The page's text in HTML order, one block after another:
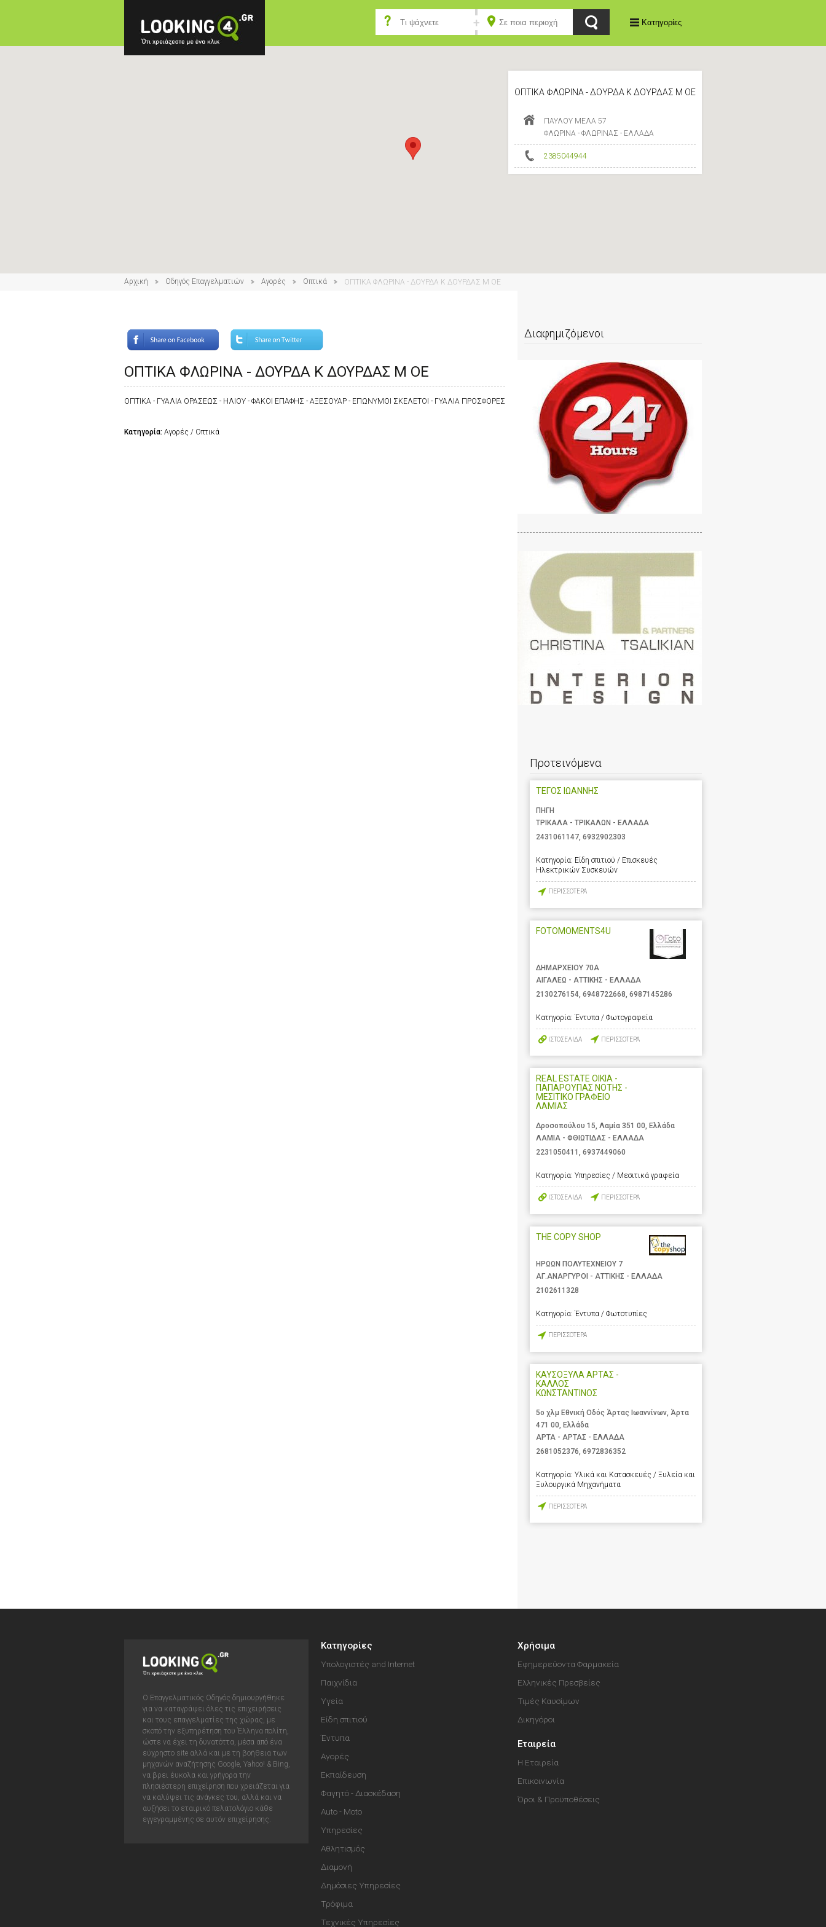
Κατηγορίες
ΟΠΤΙΚΑ ΦΛΩΡΙΝΑ - ΔΟΥΡΔΑ Κ ΔΟΥΡΔΑΣ Μ ΟΕ
ΠΑΥΛΟΥ ΜΕΛΑ 57
ΦΛΩΡΙΝΑ - ΦΛΩΡΙΝΑΣ - ΕΛΛΑΔΑ
2385044944
Αρχική Οδηγός Επαγγελματιών Αγορές Οπτικά ΟΠΤΙΚΑ ΦΛΩΡΙΝΑ - ΔΟΥΡΔΑ Κ ΔΟΥΡΔΑΣ Μ ΟΕ
ΟΠΤΙΚΑ ΦΛΩΡΙΝΑ - ΔΟΥΡΔΑ Κ ΔΟΥΡΔΑΣ Μ ΟΕ
ΟΠΤΙΚΑ - ΓΥΑΛΙΑ ΟΡΑΣΕΩΣ - ΗΛΙΟΥ - ΦΑΚΟΙ ΕΠΑΦΗΣ - ΑΞΕΣΟΥΑΡ - ΕΠΩΝΥΜΟΙ ΣΚΕΛΕΤΟΙ - ΓΥΑΛΙΑ ΠΡΟΣΦΟΡΕΣ
Κατηγορία: Αγορές / Οπτικά
Διαφημιζόμενοι
Προτεινόμενα
ΤΕΓΟΣ ΙΩΑΝΝΗΣ
ΠΗΓΗ
ΤΡΙΚΑΛΑ - ΤΡΙΚΑΛΩΝ - ΕΛΛΑΔΑ
2431061147 6932902303
Κατηγορία: Είδη σπιτιού / Επισκευές
Ηλεκτρικών Συσκευών
ΠΕΡΙΣΣΟΤΕΡΑ
FOTOMOMENTS4U
ΔΗΜΑΡΧΕΙΟΥ 70Α
ΑΙΓΑΛΕΩ - ΑΤΤΙΚΗΣ - ΕΛΛΑΔΑ
2130276154, 6948722668, 6987145286
Κατηγορία: Έντυπα / Φωτογραφεία
ΙΣΤΟΣΕΛΙΔΑ ΠΕΡΙΣΣΟΤΕΡΑ
REAL ESTATE OIKIA -
ΠΑΠΑΡΟΥΠΑΣ ΝΟΤΗΣ -
ΜΕΣΙΤΙΚΟ ΓΡΑΦΕΙΟ
ΛΑΜΙΑΣ
Δροσοπούλου 15, Λαμία 351 00, Ελλάδα
ΛΑΜΙΑ - ΦΘΙΩΤΙΔΑΣ - ΕΛΛΑΔΑ
2231050411 , 6937449060
Κατηγορία: Υπηρεσίες / Μεσιτικά γραφεία
ΙΣΤΟΣΕΛΙΔΑ ΠΕΡΙΣΣΟΤΕΡΑ
THE COPY SHOP
ΗΡΩΩΝ ΠΟΛΥΤΕΧΝΕΙΟΥ 7
ΑΓ.ΑΝΑΡΓΥΡΟΙ - ΑΤΤΙΚΗΣ - ΕΛΛΑΔΑ
2102611328
Κατηγορία: Έντυπα / Φωτοτυπίες
ΠΕΡΙΣΣΟΤΕΡΑ
ΚΑΥΣΟΞΥΛΑ ΑΡΤΑΣ -
ΚΑΛΛΟΣ
ΚΩΝΣΤΑΝΤΙΝΟΣ
5ο χλμ Εθνική Οδός Άρτας Ιωαννίνων, Άρτα
471 00, Ελλάδα
ΑΡΤΑ - ΑΡΤΑΣ - ΕΛΛΑΔΑ
2681052376, 6972836352
Κατηγορία: Υλικά και Κατασκευές / Ξυλεία και
Ξυλουργικά Μηχανήματα
ΠΕΡΙΣΣΟΤΕΡΑ
Ο Επαγγελματικός Οδηγός δημιουργήθηκε
για να καταγράψει όλες τις επιχειρήσεις
και τους επαγγελματίες της χώρας, με
σκοπό την εξυπηρέτηση του Έλληνα πολίτη,
ώστε να έχει τη δυνατόττα, μέσα από ένα
εύχρηστο site αλλά και με τη βοήθεια των
μηχανών αναζήτησης Google, Yahoo! & Bing,
να βρει έυκολα και γρήγορα την
πλησιέστερη επιχείρηση που χρειάζεται για
να καλύψει τις ανάγκες του, αλλά και να
αυξήσει το εταιρικό πελατολόγιο κάθε
εγγεγραμμένης σε αυτόν επιχείρησης.
Κατηγορίες
Υπολογιστές and Internet
Παιχνίδια
Υγεία
Είδη σπιτιού
Έντυπα
Αγορές
Εκπαίδευση
Φαγητό - Διασκέδαση
Auto - Moto
Υπηρεσίες
Αθλητισμός
Διαμονή
Δημόσιες Υπηρεσίες
Τρόφιμα
Τεχνικές Υπηρεσίες
Χρήσιμα
Εφημερεύοντα Φαρμακεία
Ελληνικές Πρεσβείες
Τιμές Καυσίμων
Δικηγόροι
Εταιρεία
Η Εταιρεία
Επικοινωνία
Όροι & Προϋποθέσεις